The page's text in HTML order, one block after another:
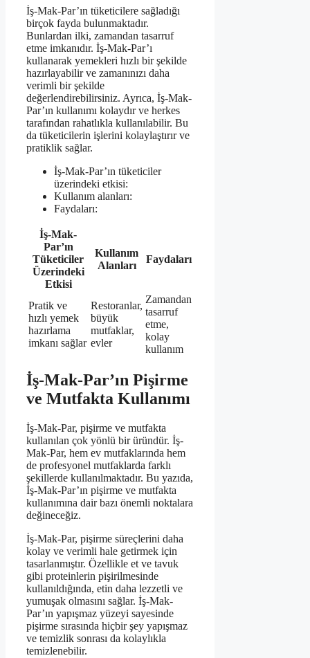
İş-Mak-Par’ın tüketicilere sağladığı
birçok fayda bulunmaktadır.
Bunlardan ilki, zamandan tasarruf
etme imkanıdır. İş-Mak-Par’ı
kullanarak yemekleri hızlı bir şekilde
hazırlayabilir ve zamanınızı daha
verimli bir şekilde
değerlendirebilirsiniz. Ayrıca, İş-Mak-
Par’ın kullanımı kolaydır ve herkes
tarafından rahatlıkla kullanılabilir. Bu
da tüketicilerin işlerini kolaylaştırır ve
pratiklik sağlar.
İş-Mak-Par’ın tüketiciler
üzerindeki etkisi:
Kullanım alanları:
Faydaları:
İş-Mak-
Par’ın
Tüketiciler
Üzerindeki
Etkisi
Kullanım
Alanları
Faydaları
Pratik ve
hızlı yemek
hazırlama
imkanı sağlar
Restoranlar,
büyük
mutfaklar,
evler
Zamandan
tasarruf
etme,
kolay
kullanım
İş-Mak-Par’ın Pişirme
ve Mutfakta Kullanımı
İş-Mak-Par, pişirme ve mutfakta
kullanılan çok yönlü bir üründür. İş-
Mak-Par, hem ev mutfaklarında hem
de profesyonel mutfaklarda farklı
şekillerde kullanılmaktadır. Bu yazıda,
İş-Mak-Par’ın pişirme ve mutfakta
kullanımına dair bazı önemli noktalara
değineceğiz.
İş-Mak-Par, pişirme süreçlerini daha
kolay ve verimli hale getirmek için
tasarlanmıştır. Özellikle et ve tavuk
gibi proteinlerin pişirilmesinde
kullanıldığında, etin daha lezzetli ve
yumuşak olmasını sağlar. İş-Mak-
Par’ın yapışmaz yüzeyi sayesinde
pişirme sırasında hiçbir şey yapışmaz
ve temizlik sonrası da kolaylıkla
temizlenebilir.